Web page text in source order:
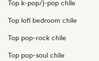
Top k-pop/j-pop chile
Top lofi bedroom chile
Top pop-rock chile
Top pop-soul chile